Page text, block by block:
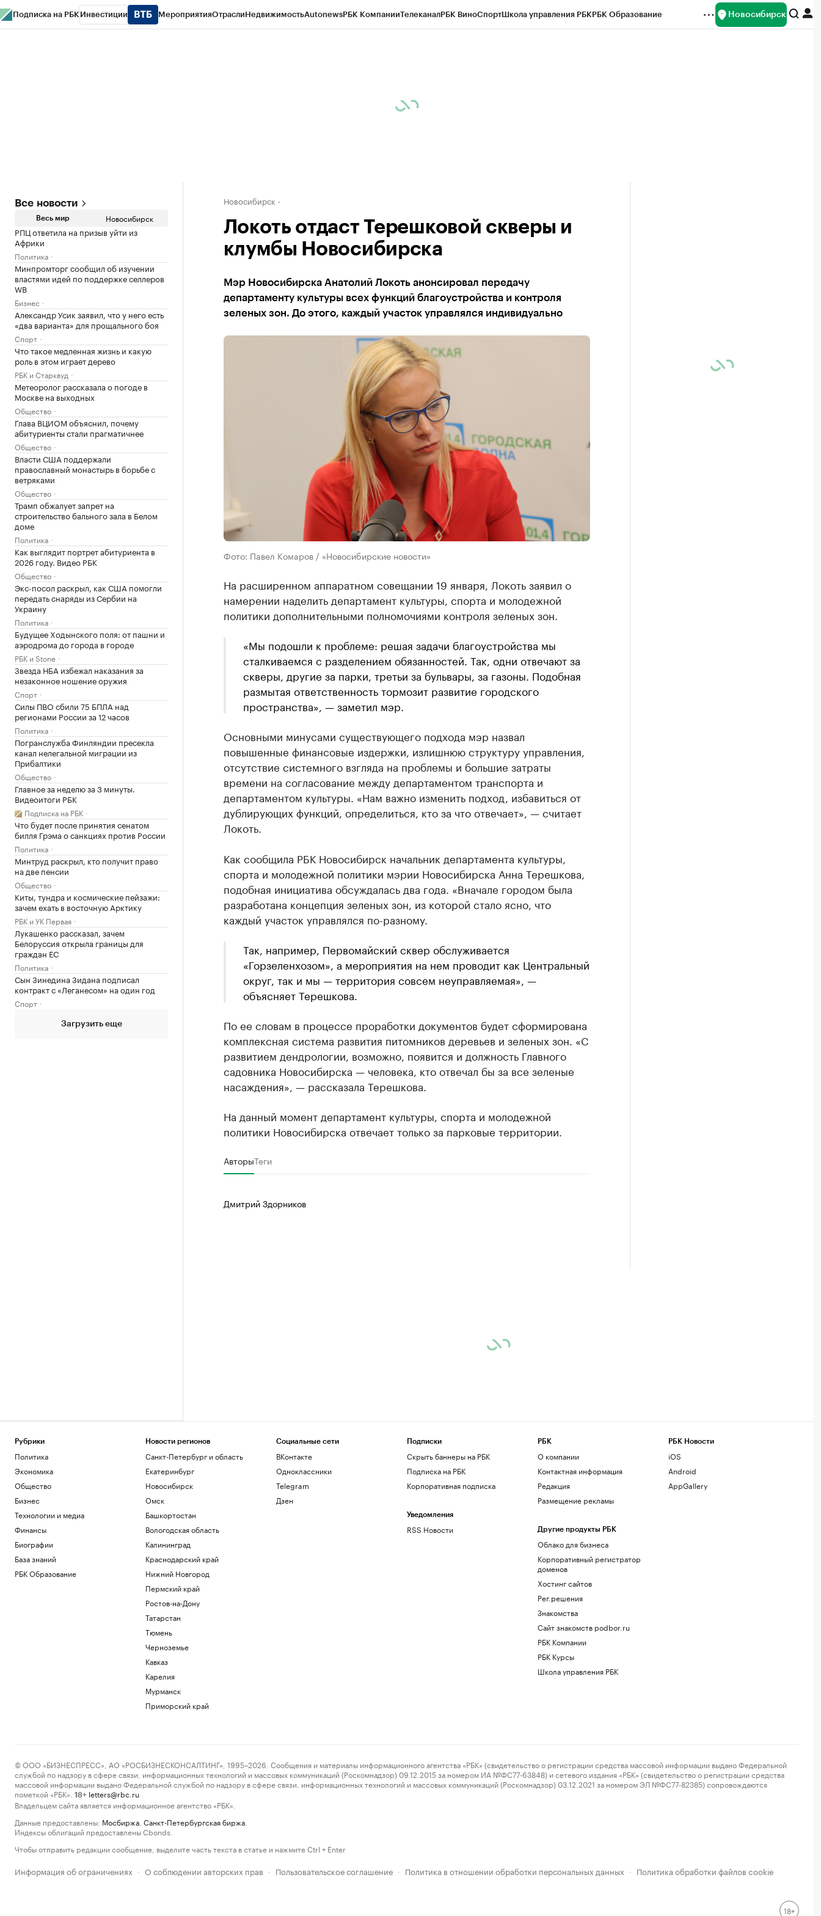
Подписка на РБК Инвестиции МероприятияОтраслиНедвижимостьAutonewsРБК КомпанииТелеканалРБК ВиноСпортШкола управления РБКРБК Образование Новосибирск
Все новости
Весь мир Новосибирск
РПЦ ответила на призыв уйти из
Африки
Политика
Минпромторг сообщил об изучении
властями идей по поддержке селлеров
WB
Бизнес
Александр Усик заявил, что у него есть
«два варианта» для прощального боя
Спорт
Что такое медленная жизнь и какую
роль в этом играет дерево
РБК и Старквуд
Метеоролог рассказала о погоде в
Москве на выходных
Общество
Глава ВЦИОМ объяснил, почему
абитуриенты стали прагматичнее
Общество
Власти США поддержали
православный монастырь в борьбе с
ветряками
Общество
Трамп обжалует запрет на
строительство бального зала в Белом
доме
Политика
Как выглядит портрет абитуриента в
2026 году. Видео РБК
Общество
Экс-посол раскрыл, как США помогли
передать снаряды из Сербии на
Украину
Политика
Будущее Ходынского поля: от пашни и
аэродрома до города в городе
РБК и Stone
Звезда НБА избежал наказания за
незаконное ношение оружия
Спорт
Силы ПВО сбили 75 БПЛА над
регионами России за 12 часов
Политика
Погранслужба Финляндии пресекла
канал нелегальной миграции из
Прибалтики
Общество
Главное за неделю за 3 минуты.
Видеоитоги РБК
Подписка на РБК
Что будет после принятия сенатом
билля Грэма о санкциях против России
Политика
Минтруд раскрыл, кто получит право
на две пенсии
Общество
Киты, тундра и космические пейзажи:
зачем ехать в восточную Арктику
РБК и УК Первая
Лукашенко рассказал, зачем
Белоруссия открыла границы для
граждан ЕС
Политика
Сын Зинедина Зидана подписал
контракт с «Леганесом» на один год
Спорт
Загрузить еще
Новосибирск
Локоть отдаст Терешковой скверы и
клумбы Новосибирска
Мэр Новосибирска Анатолий Локоть анонсировал передачу
департаменту культуры всех функций благоустройства и контроля
зеленых зон. До этого, каждый участок управлялся индивидуально
Фото: Павел Комаров / «Новосибирские новости»
На расширенном аппаратном совещании 19 января, Локоть заявил о
намерении наделить департамент культуры, спорта и молодежной
политики дополнительными полномочиями контроля зеленых зон.
«Мы подошли к проблеме: решая задачи благоустройства мы
сталкиваемся с разделением обязанностей. Так, одни отвечают за
скверы, другие за парки, третьи за бульвары, за газоны. Подобная
размытая ответственность тормозит развитие городского
пространства», — заметил мэр.
Основными минусами существующего подхода мэр назвал
повышенные финансовые издержки, излишнюю структуру управления,
отсутствие системного взгляда на проблемы и большие затраты
времени на согласование между департаментом транспорта и
департаментом культуры. «Нам важно изменить подход, избавиться от
дублирующих функций, определиться, кто за что отвечает», — считает
Локоть.
Как сообщила РБК Новосибирск начальник департамента культуры,
спорта и молодежной политики мэрии Новосибирска Анна Терешкова,
подобная инициатива обсуждалась два года. «Вначале городом была
разработана концепция зеленых зон, из которой стало ясно, что
каждый участок управлялся по-разному.
Так, например, Первомайский сквер обслуживается
«Горзеленхозом», а мероприятия на нем проводит как Центральный
округ, так и мы — территория совсем неуправляемая», —
объясняет Терешкова.
По ее словам в процессе проработки документов будет сформирована
комплексная система развития питомников деревьев и зеленых зон. «С
развитием дендрологии, возможно, появится и должность Главного
садовника Новосибирска — человека, кто отвечал бы за все зеленые
насаждения», — рассказала Терешкова.
На данный момент департамент культуры, спорта и молодежной
политики Новосибирска отвечает только за парковые территории.
АвторыТеги
Дмитрий Здорников
Рубрики
Политика
Экономика
Общество
Бизнес
Технологии и медиа
Финансы
Биографии
База знаний
РБК Образование
Новости регионов
Санкт-Петербург и область
Екатеринбург
Новосибирск
Омск
Башкортостан
Вологодская область
Калининград
Краснодарский край
Нижний Новгород
Пермский край
Ростов-на-Дону
Татарстан
Тюмень
Черноземье
Кавказ
Карелия
Мурманск
Приморский край
Социальные сети
ВКонтакте
Одноклассники
Telegram
Дзен
Подписки
Скрыть баннеры на РБК
Подписка на РБК
Корпоративная подписка
Уведомления
RSS Новости
РБК
О компании
Контактная информация
Редакция
Размещение рекламы
Другие продукты РБК
Облако для бизнеса
Корпоративный регистратор
доменов
Хостинг сайтов
Рег.решения
Знакомства
Сайт знакомств podbor.ru
РБК Компании
РБК Курсы
Школа управления РБК
РБК Новости
iOS
Android
AppGallery
© ООО «БИЗНЕСПРЕСС», АО «РОСБИЗНЕСКОНСАЛТИНГ», 1995–2026. Сообщения и материалы информационного агентства «РБК» (свидетельство о регистрации средства массовой информации выдано Федеральной
службой по надзору в сфере связи, информационных технологий и массовых коммуникаций (Роскомнадзор) 09.12.2015 за номером ИА №ФС77-63848) и сетевого издания «РБК» (свидетельство о регистрации средства
массовой информации выдано Федеральной службой по надзору в сфере связи, информационных технологий и массовых коммуникаций (Роскомнадзор) 03.12.2021 за номером ЭЛ №ФС77-82385) сопровождаются
пометкой «РБК».
18+ letters@rbc.ru
Владельцем сайта является информационное агентство «РБК».
Данные предоставлены: Мосбиржа Санкт-Петербургская биржа
Индексы облигаций предоставлены Cbonds.
Чтобы отправить редакции сообщение, выделите часть текста в статье и нажмите Ctrl + Enter
Информация об ограничениях · О соблюдении авторских прав · Пользовательское соглашение · Политика в отношении обработки персональных данных · Политика обработки файлов cookie
18+